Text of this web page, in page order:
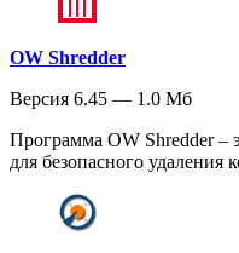
OW Shredder
Версия 6.45 — 1.0 Мб
Программа OW Shredder –
для безопасного удаления